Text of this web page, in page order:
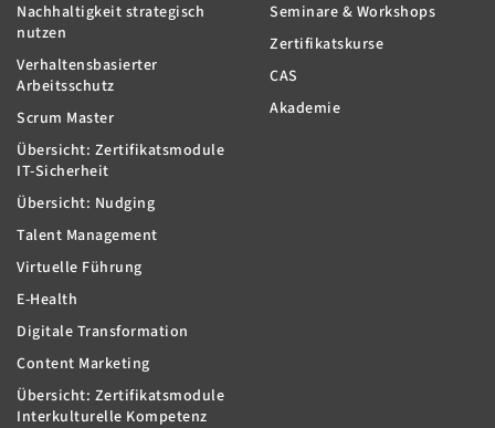
Nachhaltigkeit strategisch
nutzen
Verhaltensbasierter
Arbeitsschutz
Scrum Master
Übersicht: Zertifikatsmodule
IT-Sicherheit
Übersicht: Nudging
Talent Management
Virtuelle Führung
E-Health
Digitale Transformation
Content Marketing
Übersicht: Zertifikatsmodule
Interkulturelle Kompetenz
Seminare & Workshops
Zertifikatskurse
CAS
Akademie